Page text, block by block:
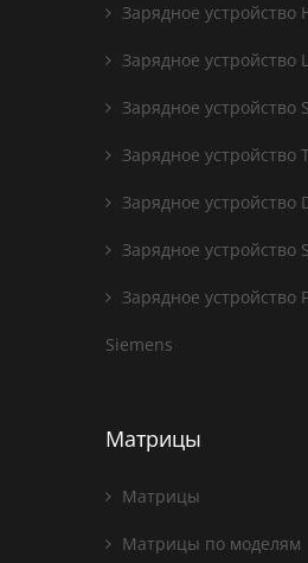
Зарядное устройство
Зарядное устройство
Зарядное устройство
Зарядное устройство
Зарядное устройство
Зарядное устройство
Зарядное устройство
Siemens
Матрицы
Матрицы
Матрицы по моделям